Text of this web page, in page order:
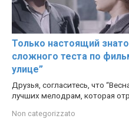
Только настоящий
сложного теста по
улице”
Друзья, согласитесь, что
лучших мелодрам, которая
Non categorizzato